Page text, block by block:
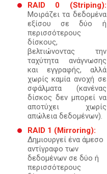
RAID 0 (Striping):
Μοιράζει τα δεδομένα
εξίσου σε δύο ή
περισσότερους
δίσκους,
βελτιώνοντας την
ταχύτητα ανάγνωσης
και εγγραφής, αλλά
χωρίς καμία ανοχή σε
σφάλματα (κανένας
δίσκος δεν μπορεί να
αποτύχει χωρίς
απώλεια δεδομένων).
RAID 1 (Mirroring):
Δημιουργεί ένα άμεσο
αντίγραφο των
δεδομένων σε δύο ή
περισσότερους